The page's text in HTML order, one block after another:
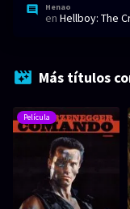
Henao
en Hellboy: The
Más títulos
Película